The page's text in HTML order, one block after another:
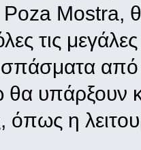
Poza Mostra,
τις
από
υπάρξουν
η